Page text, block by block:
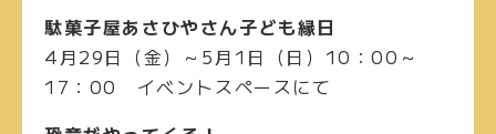
駄菓子屋あさひやさん子ども縁日
4月29日（金）～5月1日（日）10：00～
17：00 イベントスペースにて